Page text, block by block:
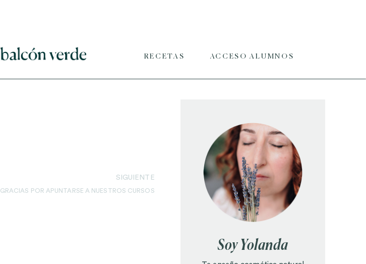
RECETAS ACCESO ALUMNOS
SIGUIENTE
GRACIAS POR APUNTARSE A NUESTROS CURSOS
Soy Yolanda